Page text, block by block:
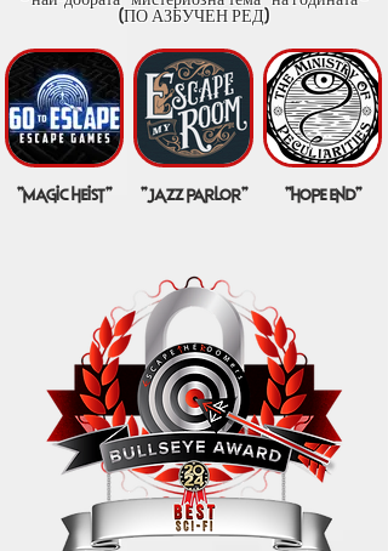
(ПО АЗБУЧЕН РЕД)
"magic heist" "jazz parlor" "hope end"